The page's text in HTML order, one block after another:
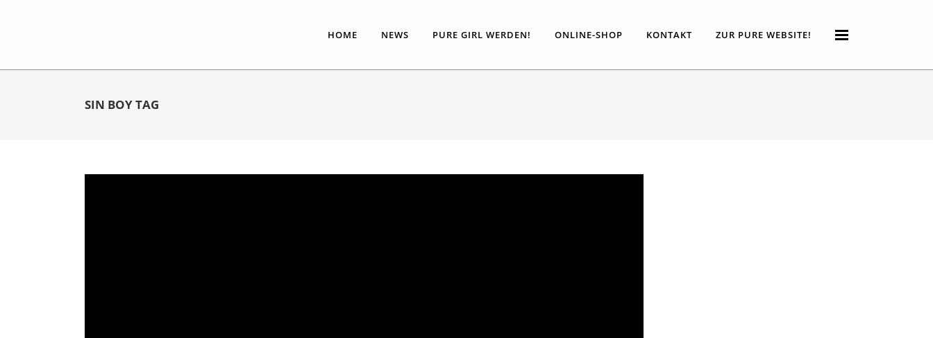
HOME NEWS PURE GIRL WERDEN! ONLINE-SHOP KONTAKT ZUR PURE WEBSITE!
SIN BOY TAG